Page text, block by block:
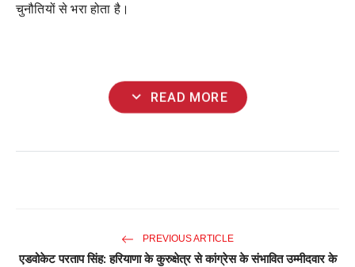
चुनौतियों से भरा होता है।
expand_more READ MORE
PREVIOUS ARTICLE
एडवोकेट परताप सिंह: हरियाणा के कुरुक्षेत्र से कांग्रेस के संभावित उम्मीदवार के